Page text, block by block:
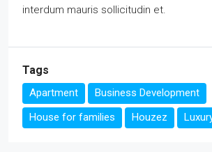
interdum mauris sollicitudin et.
Tags
Apartment
Business Development
House for families
Houzez